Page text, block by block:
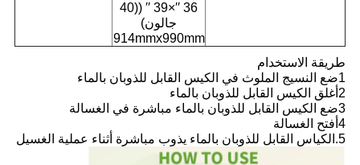
36 ′′×39 ′′ ((40
جالون)
914mmx990mm
طريقة الاستخدام
1ضع النسيج الملوث في الكيس القابل للذوبان بالماء
2أغلق الكيس القابل للذوبان بالماء
3ضع الكيس القابل للذوبان بالماء مباشرة في الغسالة
4أفتح الغسالة
5.الكياس القابل للذوبان بالماء يذوب مباشرة أثناء عملية الغسيل